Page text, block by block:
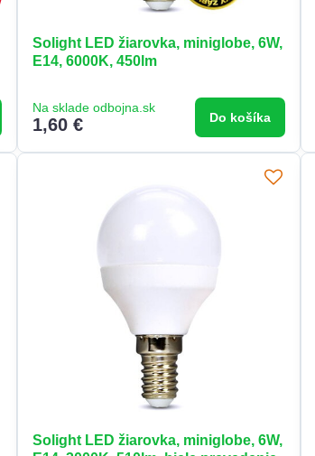
Solight LED žiarovka, miniglobe, 6W,
E14, 6000K, 450lm
Na sklade odbojna.sk
1,60 € Do košíka
Solight LED žiarovka, miniglobe, 6W,